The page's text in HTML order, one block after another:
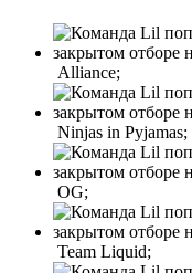
Alliance;
Ninjas in Pyjamas;
OG;
Team Liquid;